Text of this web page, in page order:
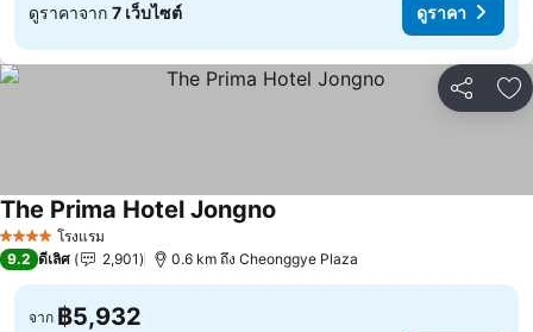
ดูราคาจาก 7 เว็บไซต์ ดูราคา
แชร์ เ
4 ดาว โรงแรม
The Prima Hotel Jongno
9.2 ดีเลิศ 2,901 0.6 km ถึง Cheonggye Plaza
จาก ฿5,932